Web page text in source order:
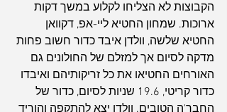
הקבוצות לא הצליחו לקלוע במשך דקות
ארוכות. שמחון החטיא ליי-אפ, דקוואן
החטיא שלשה, וולדן איבד כדור חשוב פחות
מדקה לסיום אך למזלם של החולונים גם
האורחים החטיאו את כל זריקותיהם ואיבדו
כדור קריטי, 19.6 שניות לסיום, כדור של
החבר'ה הטובים. וולדן יצא להתקפה והוריד